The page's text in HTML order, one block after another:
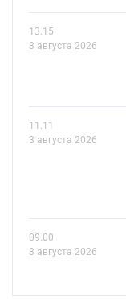
13.15
3 августа 2026
11.11
3 августа 2026
09.00
3 августа 2026